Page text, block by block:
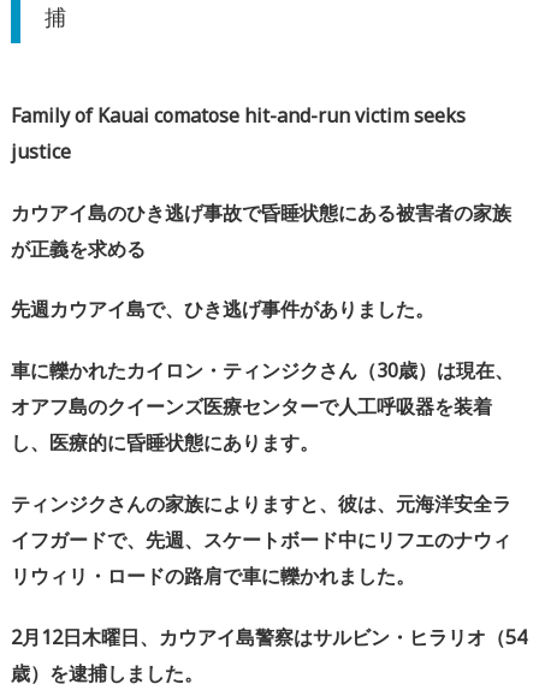
捕
Family of Kauai comatose hit-and-run victim seeks
justice
カウアイ島のひき逃げ事故で昏睡状態にある被害者の家族
が正義を求める
先週カウアイ島で、ひき逃げ事件がありました。
車に轢かれたカイロン・ティンジクさん（30歳）は現在、
オアフ島のクイーンズ医療センターで人工呼吸器を装着
し、医療的に昏睡状態にあります。
ティンジクさんの家族によりますと、彼は、元海洋安全ラ
イフガードで、先週、スケートボード中にリフエのナウィ
リウィリ・ロードの路肩で車に轢かれました。
2月12日木曜日、カウアイ島警察はサルビン・ヒラリオ（54
歳）を逮捕しました。